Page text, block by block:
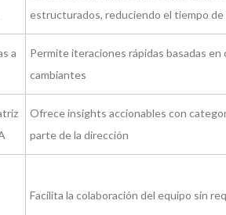
estructurados, reduciendo el tiempo de
a
Permite iteraciones rápidas basadas en
cambiantes
Ofrece insights accionables con
parte de la dirección
Facilita la colaboración del equipo sin